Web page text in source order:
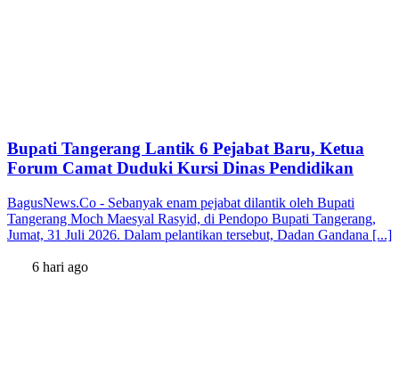
Bupati Tangerang Lantik 6 Pejabat Baru, Ketua
Forum Camat Duduki Kursi Dinas Pendidikan
BagusNews.Co - Sebanyak enam pejabat dilantik oleh Bupati
Tangerang Moch Maesyal Rasyid, di Pendopo Bupati Tangerang,
Jumat, 31 Juli 2026. Dalam pelantikan tersebut, Dadan Gandana [...]
6 hari ago